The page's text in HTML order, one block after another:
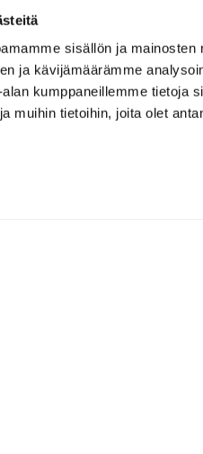
sisällön ja mainosten
ja kävijämäärämme
kumppaneillemme tietoja
muihin tietoihin, joita olet